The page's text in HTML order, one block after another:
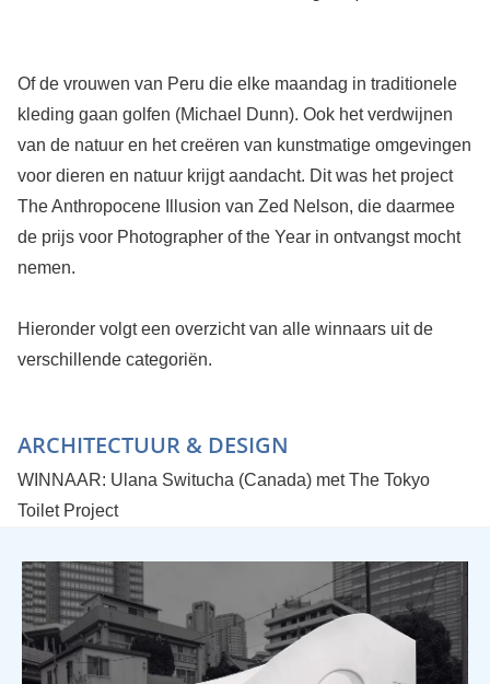
Of de vrouwen van Peru die elke maandag in traditionele
kleding gaan golfen (Michael Dunn). Ook het verdwijnen
van de natuur en het creëren van kunstmatige omgevingen
voor dieren en natuur krijgt aandacht. Dit was het project
The Anthropocene Illusion van Zed Nelson, die daarmee
de prijs voor Photographer of the Year in ontvangst mocht
nemen.
Hieronder volgt een overzicht van alle winnaars uit de
verschillende categoriën.
ARCHITECTUUR & DESIGN
WINNAAR: Ulana Switucha (Canada) met The Tokyo
Toilet Project